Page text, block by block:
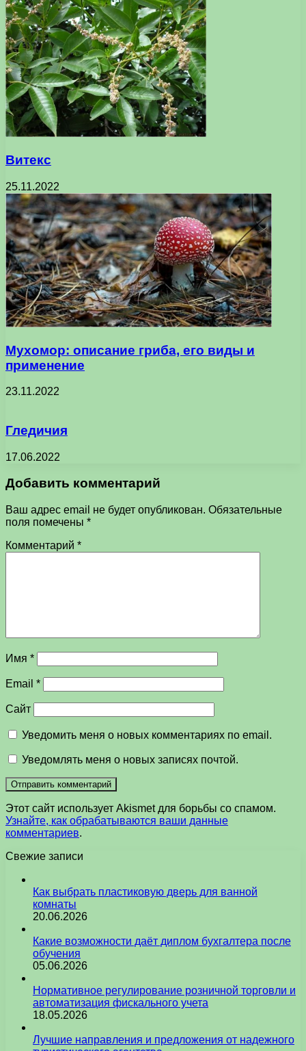
Витекс
25.11.2022
Мухомор: описание гриба, его виды и
применение
23.11.2022
Гледичия
17.06.2022
Добавить комментарий
Ваш адрес email не будет опубликован. Обязательные
поля помечены *
Комментарий *
Имя *
Email *
Сайт
Уведомить меня о новых комментариях по email.
Уведомлять меня о новых записях почтой.
Этот сайт использует Akismet для борьбы со спамом.
Узнайте, как обрабатываются ваши данные
комментариев.
Свежие записи
Как выбрать пластиковую дверь для ванной
комнаты
20.06.2026
Какие возможности даёт диплом бухгалтера после
обучения
05.06.2026
Нормативное регулирование розничной торговли и
автоматизация фискального учета
18.05.2026
Лучшие направления и предложения от надежного